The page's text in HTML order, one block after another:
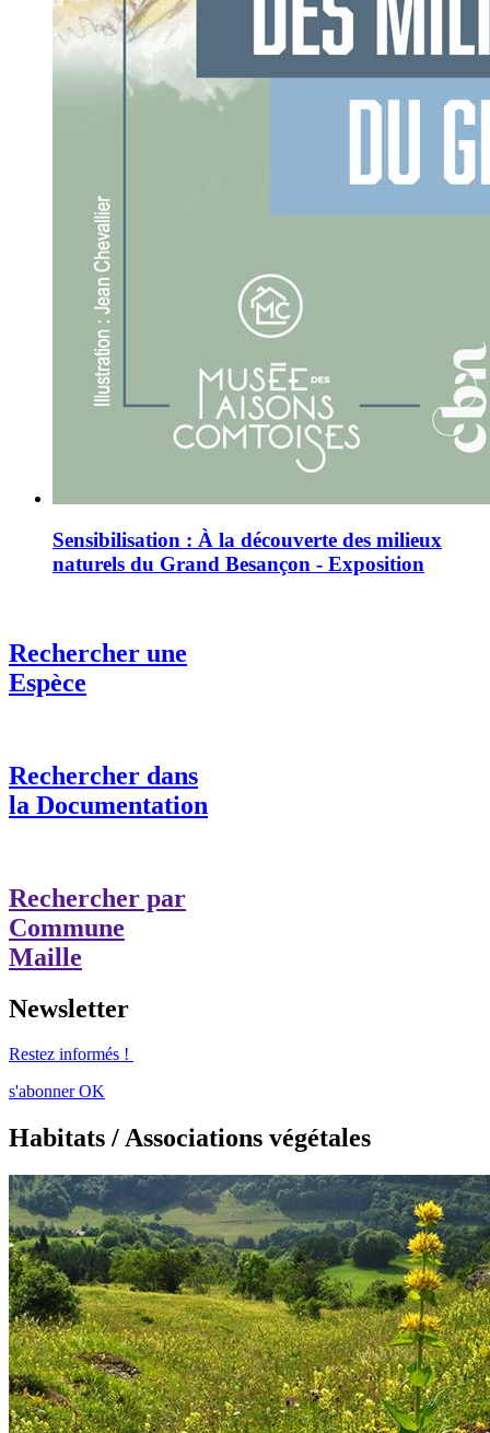
Sensibilisation : À la découverte des milieux
naturels du Grand Besançon - Exposition
Rechercher une
Espèce
Rechercher dans
la Documentation
Rechercher par
Commune
Maille
Newsletter
Restez informés !
s'abonner OK
Habitats / Associations végétales